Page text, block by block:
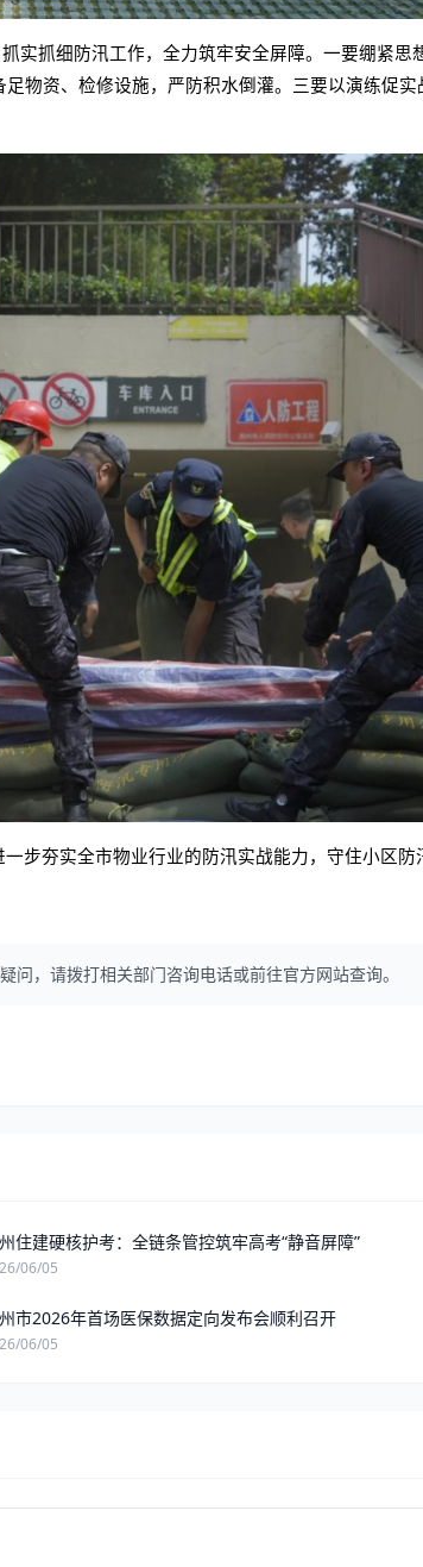
实抓细防汛工作，全力筑牢安全屏障。一要绷紧思
物资、检修设施，严防积水倒灌。三要以演练促实
步夯实全市物业行业的防汛实战能力，守住小区防
，请拨打相关部门咨询电话或前往官方网站查询。
住建硬核护考：全链条管控筑牢高考“静音屏障”
06/05
市2026年首场医保数据定向发布会顺利召开
06/05